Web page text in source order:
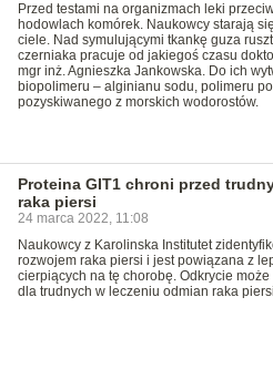
Przed testami na organizmach leki
hodowlach komórek. Naukowcy starają
ciele. Nad symulującymi tkankę guza
czerniaka pracuje od jakiegoś czasu
mgr inż. Agnieszka Jankowska. Do ich
biopolimeru – alginianu sodu, polimeru
pozyskiwanego z morskich wodorostów.
Proteina GIT1 chroni przed
raka piersi
24 marca 2022, 11:08
Naukowcy z Karolinska Institutet
rozwojem raka piersi i jest powiązana z
cierpiących na tę chorobę. Odkrycie
dla trudnych w leczeniu odmian raka